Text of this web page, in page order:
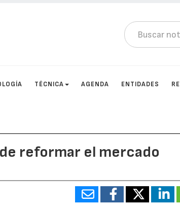
TÉCNICA AGENDA ENTIDADES
reformar el mercado